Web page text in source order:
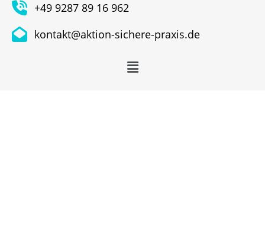
+49 9287 89 16 962
kontakt@aktion-sichere-praxis.de